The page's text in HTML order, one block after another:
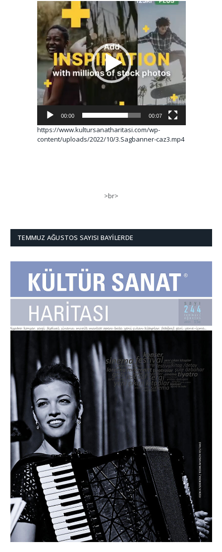
Video
oynatıcı
00:00 00:07
https://www.kultursanatharitasi.com/wp-
content/uploads/2022/10/3.Sagbanner-caz3.mp4
>br>
TEMMUZ AĞUSTOS SAYISI BAYILERDE